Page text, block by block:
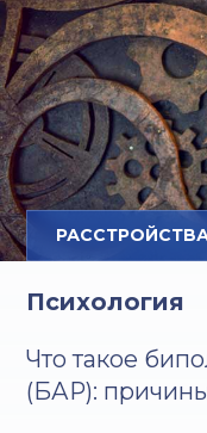
Психология
Что такое
(БАР):